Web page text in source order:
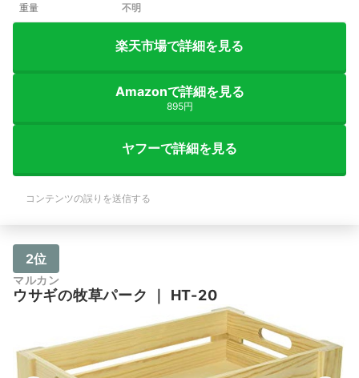
重量 不明
楽天市場で詳細を見る
Amazonで詳細を見る
895円
ヤフーで詳細を見る
コンテンツの誤りを送信する
2位
マルカン
ウサギの牧草パーク ｜ HT-20